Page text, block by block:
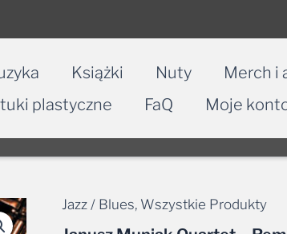
Książki Nuty Merch i
plastyczne
FaQ Moje
Jazz / Blues, Wszystkie Produkty
ilość